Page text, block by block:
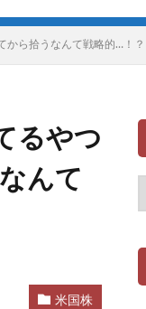
から拾うなんて戦略的…！？
るやつ
んて
米国株